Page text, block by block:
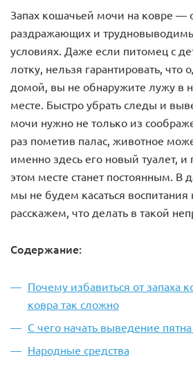
Запах кошачьей мочи на ковре —
раздражающих и
условиях. Даже если питомец с
лотку, нельзя гарантировать,
домой, вы не обнаружите лужу в
месте. Быстро убрать следы и
мочи нужно не только из
раз пометив палас, животное
именно здесь его новый туалет,
этом месте станет постоянным. В
мы не будем касаться
расскажем, что делать в такой
Содержание:
Почему избавиться от запаха
ковра так сложно
С чего начать выведение
Народные средства